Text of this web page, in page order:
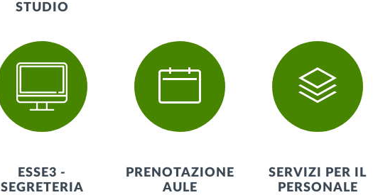
STUDIO
ESSE3 -
SEGRETERIA
PRENOTAZIONE
AULE
SERVIZI PER IL
PERSONALE